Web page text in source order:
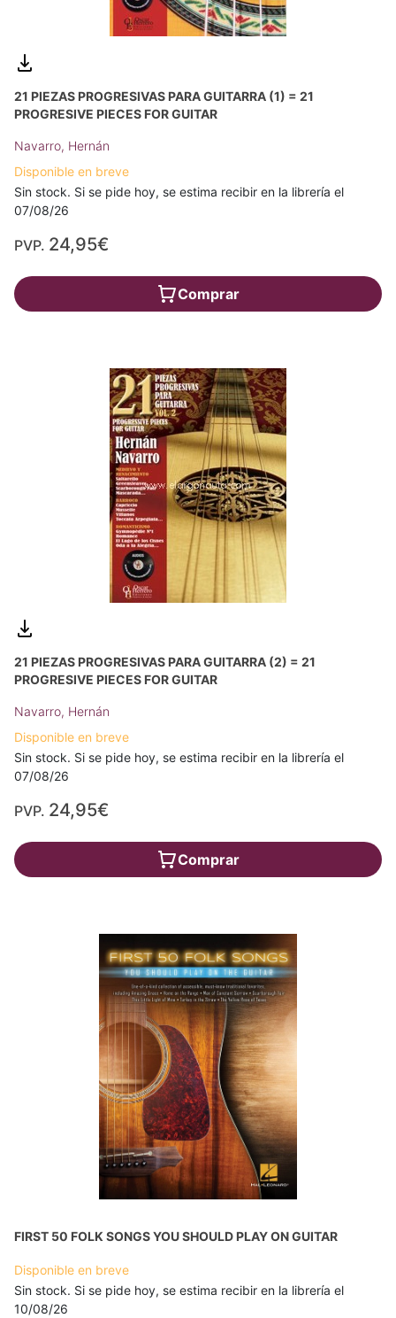
21 PIEZAS PROGRESIVAS PARA GUITARRA (1) = 21
PROGRESIVE PIECES FOR GUITAR
Navarro, Hernán
Disponible en breve
Sin stock. Si se pide hoy, se estima recibir en la librería el
07/08/26
PVP. 24,95€
Comprar
21 PIEZAS PROGRESIVAS PARA GUITARRA (2) = 21
PROGRESIVE PIECES FOR GUITAR
Navarro, Hernán
Disponible en breve
Sin stock. Si se pide hoy, se estima recibir en la librería el
07/08/26
PVP. 24,95€
Comprar
FIRST 50 FOLK SONGS YOU SHOULD PLAY ON GUITAR
Disponible en breve
Sin stock. Si se pide hoy, se estima recibir en la librería el
10/08/26